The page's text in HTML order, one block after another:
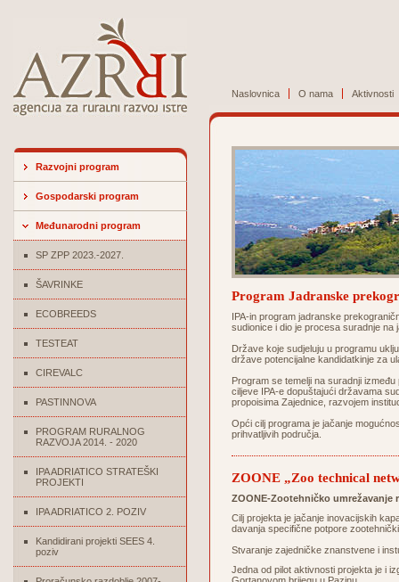
Naslovnica O nama Aktivnosti
Razvojni program
Gospodarski program
Međunarodni program
SP ZPP 2023.-2027.
ŠAVRINKE
ECOBREEDS
TESTEAT
CIREVALC
PASTINNOVA
PROGRAM RURALNOG
RAZVOJA 2014. - 2020
IPA ADRIATICO STRATEŠKI
PROJEKTI
IPA ADRIATICO 2. POZIV
Kandidirani projekti SEES 4.
poziv
Program Jadranske
IPA-in program jadranske
sudionice i dio je procesa suradnje na
Države koje sudjeluju u programu
države potencijalne kandidatkinje za
Program se temelji na suradnji
ciljeve IPA-e dopuštajući državama
propoisima Zajednice, razvojem
Opći cilj programa je jačanje
prihvatljivih područja.
ZOONE „Zoo technical
ZOONE-Zootehničko
Cilj projekta je jačanje inovacijskih
davanja specifične potpore
Stvaranje zajedničke znanstvene i
Jedna od pilot aktivnosti projekta je i